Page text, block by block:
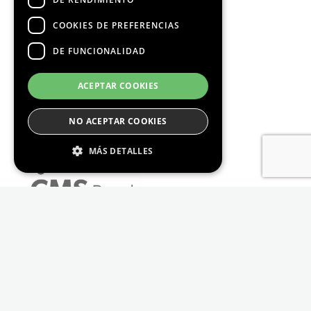
COOKIES DE PREFERENCIAS
DE FUNCIONALIDAD
ACEPTAR COOKIES
NO ACEPTAR COOKIES
MÁS DETALLES